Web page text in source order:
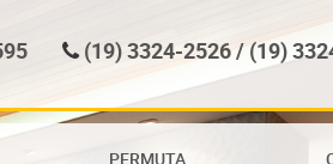
(19) 3324-2526 / (19)
PERMUTA